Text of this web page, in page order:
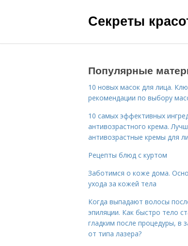
Секреты
Популярные
10 новых масок для лица.
рекомендации по выбору
10 самых эффективных
антивозрастного крема.
антивозрастные кремы для
Рецепты блюд с куртом
Заботимся о коже дома.
ухода за кожей тела
Когда выпадают волосы
эпиляции. Как быстро тело
гладким после процедуры, в
от типа лазера?